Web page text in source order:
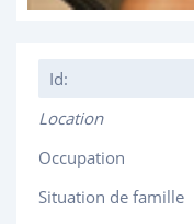
Id:
Location
Occupation
Situation de famille